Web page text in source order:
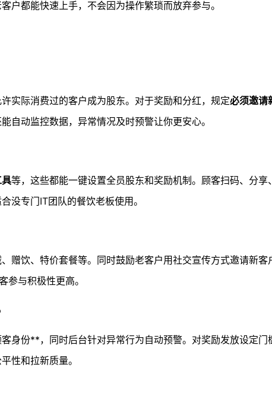
户都能快速上手，不会因为操作繁琐而放弃参与。
实际消费过的客户成为股东。对于奖励和分红，规定必须邀请
自动监控数据，异常情况及时预警让你更安心。
等，这些都能一键设置全员股东和奖励机制。顾客扫码、分享
没专门IT团队的餐饮老板使用。
赠饮、特价套餐等。同时鼓励老客户用社交宣传方式邀请新客
参与积极性更高。
身份**，同时后台针对异常行为自动预警。对奖励发放设定门
性和拉新质量。